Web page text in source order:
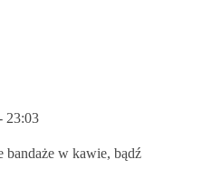
23:03
bandaże w kawie, bądź